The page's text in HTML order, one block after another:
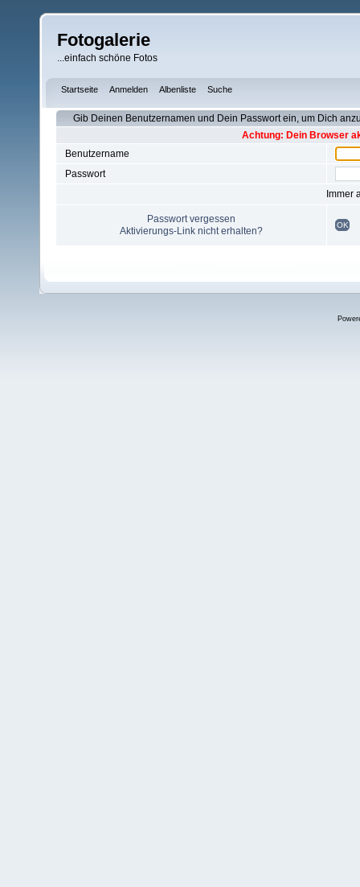
Fotogalerie
...einfach schöne Fotos
Startseite Anmelden Albenliste Suche
Gib Deinen Benutzernamen und Dein Passwort ein, um Dich
Achtung: Dein Browser
Benutzername
Passwort
Immer
Passwort vergessen
Aktivierungs-Link nicht erhalten?
OK